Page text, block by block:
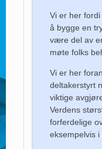
Vi er her
å bygge en
være del av
møte folks
Vi er her
deltakerstyrt
viktige
Verdens
forferdelige
eksempelvis i